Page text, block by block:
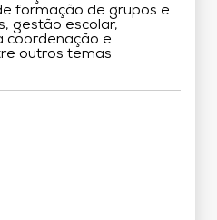
formação de grupos e
gestão escolar,
coordenação e
outros temas